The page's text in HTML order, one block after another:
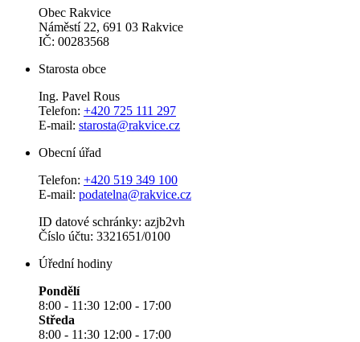
Obec Rakvice
Náměstí 22, 691 03 Rakvice
IČ: 00283568
Starosta obce
Ing. Pavel Rous
Telefon: +420 725 111 297
E-mail: starosta@rakvice.cz
Obecní úřad
Telefon: +420 519 349 100
E-mail: podatelna@rakvice.cz
ID datové schránky: azjb2vh
Číslo účtu: 3321651/0100
Úřední hodiny
Pondělí
8:00 - 11:30 12:00 - 17:00
Středa
8:00 - 11:30 12:00 - 17:00